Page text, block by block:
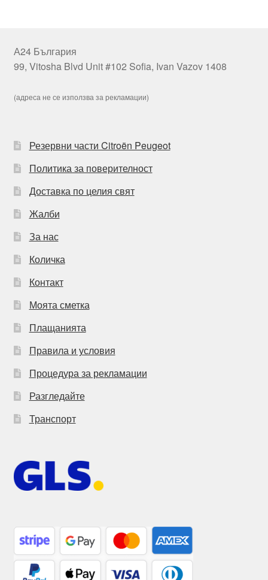
А24 България
99, Vitosha Blvd Unit #102 Sofia, Ivan Vazov 1408
(адреса не се използва за рекламации)
Резервни части Citroën Peugeot
Политика за поверителност
Доставка по целия свят
Жалби
За нас
Количка
Контакт
Моята сметка
Плащанията
Правила и условия
Процедура за рекламации
Разгледайте
Транспорт